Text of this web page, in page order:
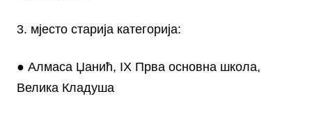
3. мјесто старија категорија:
● Алмаса Џанић, IX Прва основна школа,
Велика Кладуша